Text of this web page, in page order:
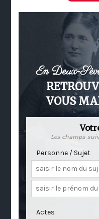
En Deux-
VOUS
Les champs
Personne / Sujet
Actes